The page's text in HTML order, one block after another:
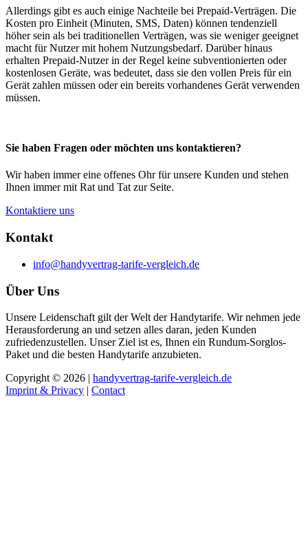
Allerdings gibt es auch einige Nachteile bei Prepaid-Verträgen. Die
Kosten pro Einheit (Minuten, SMS, Daten) können tendenziell
höher sein als bei traditionellen Verträgen, was sie weniger geeignet
macht für Nutzer mit hohem Nutzungsbedarf. Darüber hinaus
erhalten Prepaid-Nutzer in der Regel keine subventionierten oder
kostenlosen Geräte, was bedeutet, dass sie den vollen Preis für ein
Gerät zahlen müssen oder ein bereits vorhandenes Gerät verwenden
müssen.
Sie haben Fragen oder möchten uns kontaktieren?
Wir haben immer eine offenes Ohr für unsere Kunden und stehen
Ihnen immer mit Rat und Tat zur Seite.
Kontaktiere uns
Kontakt
info@handyvertrag-tarife-vergleich.de
Über Uns
Unsere Leidenschaft gilt der Welt der Handytarife. Wir nehmen jede
Herausforderung an und setzen alles daran, jeden Kunden
zufriedenzustellen. Unser Ziel ist es, Ihnen ein Rundum-Sorglos-
Paket und die besten Handytarife anzubieten.
Copyright © 2026 | handyvertrag-tarife-vergleich.de
Imprint & Privacy | Contact